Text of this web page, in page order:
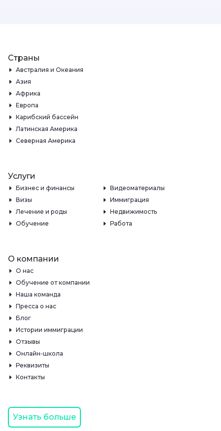
Страны
Австралия и Океания
Азия
Африка
Европа
Карибский бассейн
Латинская Америка
Северная Америка
Услуги
Бизнес и финансы
Видеоматериалы
Визы
Иммиграция
Лечение и роды
Недвижимость
Обучение
Работа
О компании
О нас
Обучение от компании
Наша команда
Пресса о нас
Блог
Истории иммиграции
Отзывы
Онлайн-школа
Реквизиты
Контакты
Узнать больше